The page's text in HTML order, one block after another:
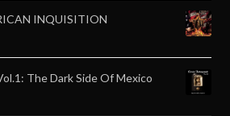
INQUISITION
The Dark Side Of Mexico